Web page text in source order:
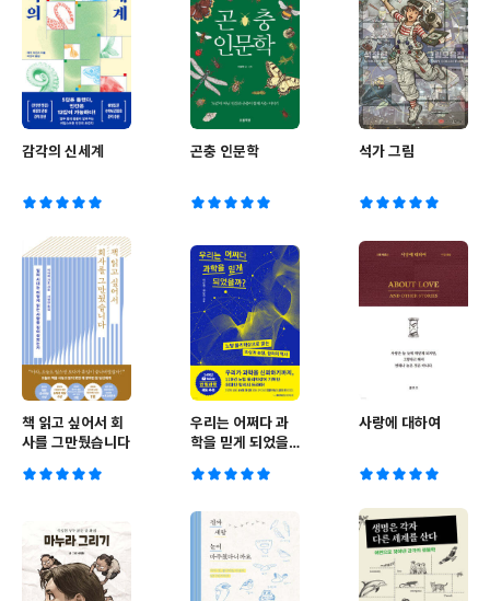
감각의 신세계 곤충 인문학 석가 그림
책 읽고 싶어서 회
사를 그만뒀습니다
우리는 어쩌다 과
학을 믿게 되었을
사랑에 대하여